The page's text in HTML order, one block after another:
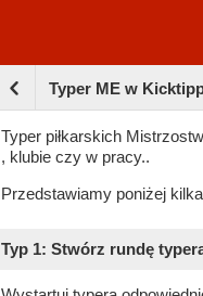
Typer ME w
Typer piłkarskich
, klubie czy w pracy..
Przedstawiamy poniżej
Typ 1: Stwórz rundę